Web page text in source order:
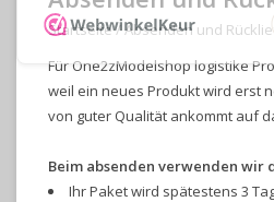
Startseite/Absenden und
Für One2zModelshop logistike
weil ein neues Produkt wird erst
von guter Qualität ankommt auf
Beim absenden verwenden wir
Ihr Paket wird spätestens 3